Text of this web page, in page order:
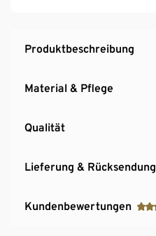
Produktbeschreibung
Material & Pflege
Qualität
Lieferung & Rücksendung
Kundenbewertungen